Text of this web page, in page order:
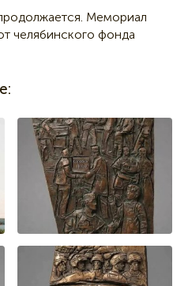
Мемориал
челябинского фонда